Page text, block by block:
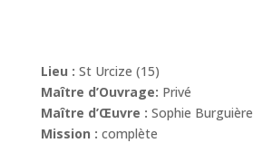
Lieu : St Urcize (15)
Maître d’Ouvrage: Privé
Maître d’Œuvre : Sophie Burguière
Mission : complète